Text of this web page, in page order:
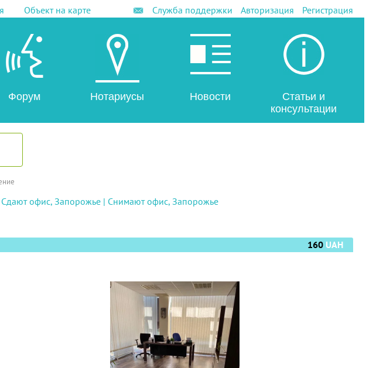
Объект на карте Служба поддержки Авторизация Регистрация
Форум Нотариусы Новости
Статьи и
консультации
Сдают офис, Запорожье| Снимают офис, Запорожье
160UAH